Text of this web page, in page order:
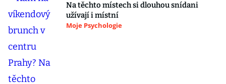
Na těchto místech si dlouhou snídani
užívají i místní
Moje Psychologie